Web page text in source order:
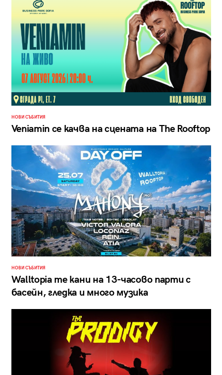
НОВИ СЪБИТИЯ
Veniamin се качва на сцената на The Rooftop
НОВИ СЪБИТИЯ
Walltopia те кани на 13-часово парти с
басейн, гледка и много музика